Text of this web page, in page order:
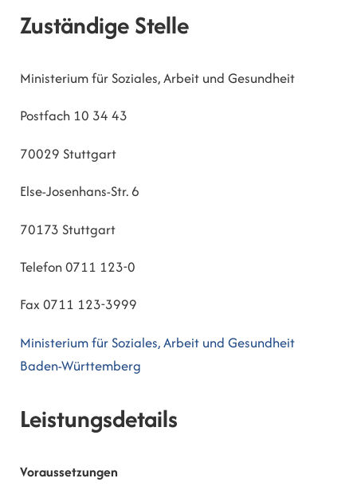
Zuständige Stelle
Ministerium für Soziales, Arbeit und Gesundheit
Postfach 10 34 43
70029 Stuttgart
Else-Josenhans-Str. 6
70173 Stuttgart
Telefon 0711 123-0
Fax 0711 123-3999
Ministerium für Soziales, Arbeit und Gesundheit
Baden-Württemberg
Leistungsdetails
Voraussetzungen